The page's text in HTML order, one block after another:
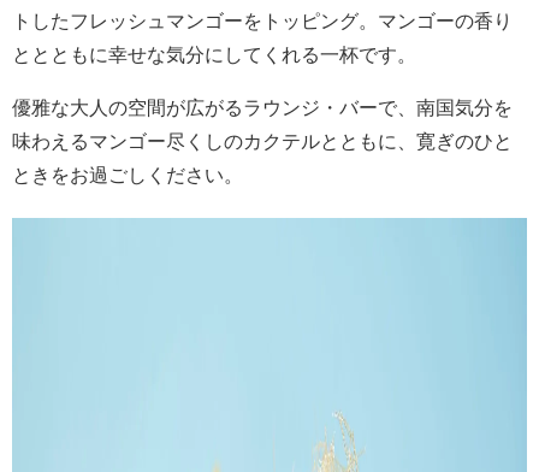
トしたフレッシュマンゴーをトッピング。マンゴーの香り
ととともに幸せな気分にしてくれる一杯です。
優雅な大人の空間が広がるラウンジ・バーで、南国気分を
味わえるマンゴー尽くしのカクテルとともに、寛ぎのひと
ときをお過ごしください。